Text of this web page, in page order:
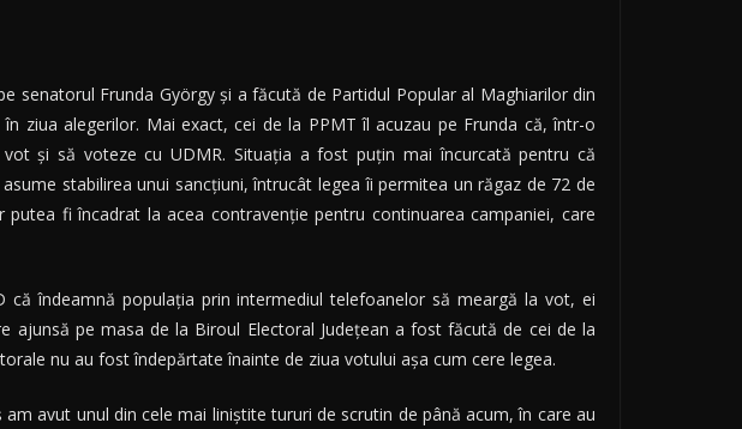
senatorul Frunda György și a făcută de Partidul Popular al Maghiarilor din
ziua alegerilor. Mai exact, cei de la PPMT îl acuzau pe Frunda că, într-o
şi să voteze cu UDMR. Situația a fost puțin mai încurcată pentru că
stabilirea unui sancțiuni, întrucât legea îi permitea un răgaz de 72 de
fi încadrat la acea contravenție pentru continuarea campaniei, care
îndeamnă populația prin intermediul telefoanelor să meargă la vot, ei
pe masa de la Biroul Electoral Județean a fost făcută de cei de la
nu au fost îndepărtate înainte de ziua votului așa cum cere legea.
avut unul din cele mai liniștite tururi de scrutin de până acum, în care au